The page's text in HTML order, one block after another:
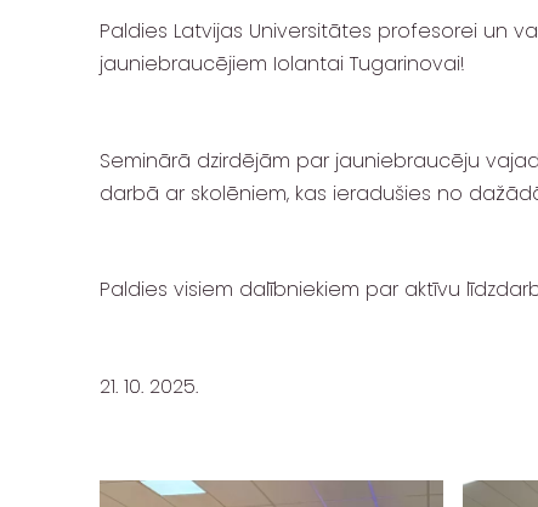
Paldies Latvijas Universitātes profesorei un
jauniebraucējiem Iolantai Tugarinovai!
Seminārā dzirdējām par jauniebraucēju
darbā ar skolēniem, kas ieradušies no
Paldies visiem dalībniekiem par aktīvu
21. 10. 2025.